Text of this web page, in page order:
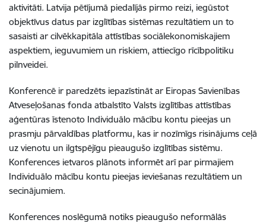
aktivitāti. Latvija pētījumā piedalījās pirmo reizi, iegūstot
objektīvus datus par izglītības sistēmas rezultātiem un to
sasaisti ar cilvēkkapitāla attīstības sociālekonomiskajiem
aspektiem, ieguvumiem un riskiem, attiecīgo rīcībpolitiku
pilnveidei.
Konferencē ir paredzēts iepazīstināt ar Eiropas Savienības
Atveseļošanas fonda atbalstīto Valsts izglītības attīstības
aģentūras īstenoto Individuālo mācību kontu pieejas un
prasmju pārvaldības platformu, kas ir nozīmīgs risinājums ceļā
uz vienotu un ilgtspējīgu pieaugušo izglītības sistēmu.
Konferences ietvaros plānots informēt arī par pirmajiem
Individuālo mācību kontu pieejas ieviešanas rezultātiem un
secinājumiem.
Konferences noslēgumā notiks pieaugušo neformālās